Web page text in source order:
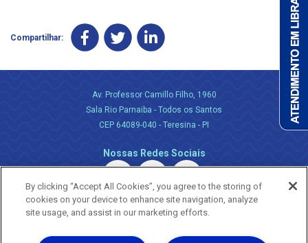
Compartilhar:
Av. Professor Camillo Filho, 1960
Sala Rio Parnaiba - Todos os Santos
CEP 64089-040 - Teresina - PI
Nossas Redes Sociais
By clicking “Accept All Cookies”, you agree to the storing of
cookies on your device to enhance site navigation, analyze
site usage, and assist in our marketing efforts.